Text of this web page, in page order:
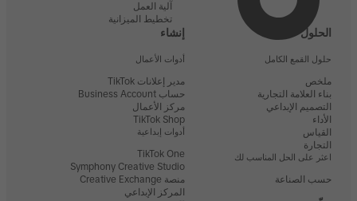
آلية العمل
تخطيط الميزانية
الحلول
حلول القمع الكامل
ملخص
بناء العلامة التجارية
التصميم الإبداعي
الأداء
القياس
التجارة
اعثر على الحل المناسب لك
حسب الصناعة
إنشاء
أدوات الأعمال
مدير إعلانات TikTok
حساب Business Account
مركز الأعمال
TikTok Shop
أدوات إبداعية
TikTok One
Symphony Creative Studio
منصة Creative Exchange
المركز الإبداعي